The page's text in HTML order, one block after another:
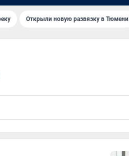
Открыли новую развязку в Тюмени